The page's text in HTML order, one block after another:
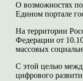
О возможностях
Едином портале
На территории
Федерации от
массовых
С этой целью
цифрового